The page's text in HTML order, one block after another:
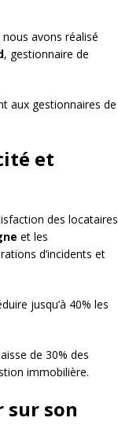
avons réalisé
, gestionnaire de
aux gestionnaires de
et
des locataires
et les
d’incidents et
jusqu’à 40% les
de 30% des
immobilière.
sur son